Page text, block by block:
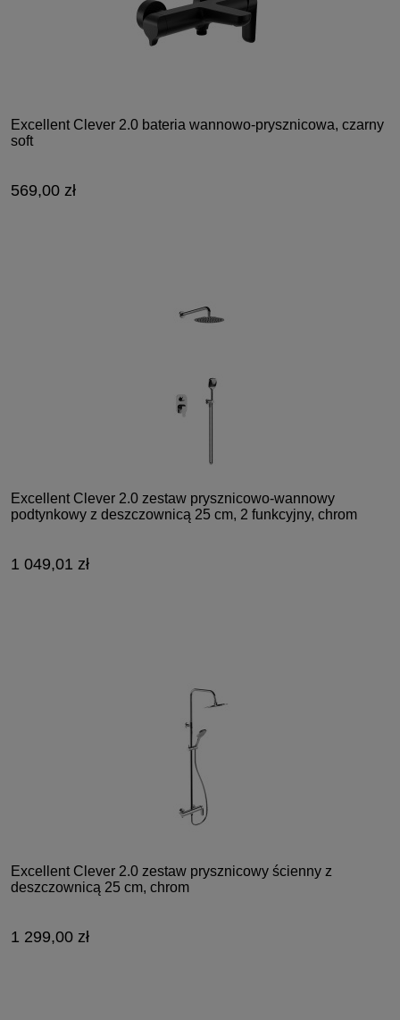
Excellent Clever 2.0 bateria wannowo-prysznicowa, czarny
soft
569,00 zł
Excellent Clever 2.0 zestaw prysznicowo-wannowy
podtynkowy z deszczownicą 25 cm, 2 funkcyjny, chrom
1 049,01 zł
Excellent Clever 2.0 zestaw prysznicowy ścienny z
deszczownicą 25 cm, chrom
1 299,00 zł